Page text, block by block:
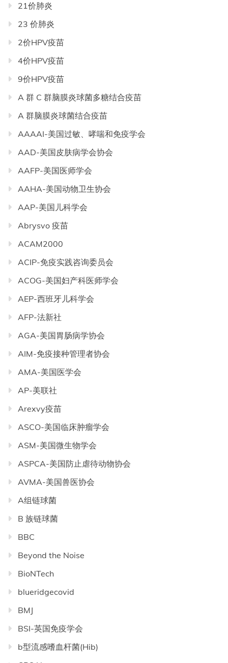
21价肺炎
23 价肺炎
2价HPV疫苗
4价HPV疫苗
9价HPV疫苗
A 群 C 群脑膜炎球菌多糖结合疫苗
A 群脑膜炎球菌结合疫苗
AAAAI-美国过敏、哮喘和免疫学会
AAD-美国皮肤病学会协会
AAFP-美国医师学会
AAHA-美国动物卫生协会
AAP-美国儿科学会
Abrysvo 疫苗
ACAM2000
ACIP-免疫实践咨询委员会
ACOG-美国妇产科医师学会
AEP-西班牙儿科学会
AFP-法新社
AGA-美国胃肠病学协会
AIM-免疫接种管理者协会
AMA-美国医学会
AP-美联社
Arexvy疫苗
ASCO-美国临床肿瘤学会
ASM-美国微生物学会
ASPCA-美国防止虐待动物协会
AVMA-美国兽医协会
A组链球菌
B 族链球菌
BBC
Beyond the Noise
BioNTech
blueridgecovid
BMJ
BSI-英国免疫学会
b型流感嗜血杆菌(Hib)